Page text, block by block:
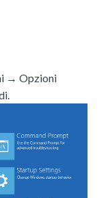
→ Opzioni